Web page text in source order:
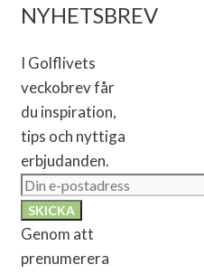
NYHETSBREV
I Golflivets
veckobrev får
du inspiration,
tips och nyttiga
erbjudanden.
Genom att
prenumerera